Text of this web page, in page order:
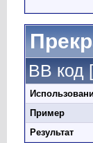
BB код
Пример
Результат